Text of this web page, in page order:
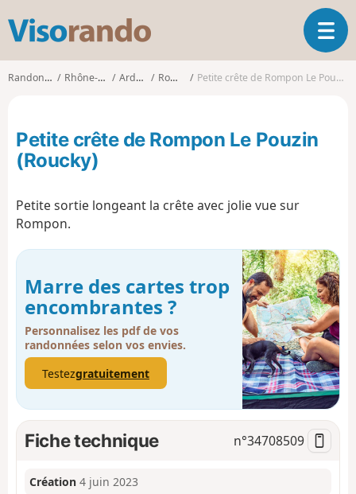
s
o
d
O
u
a
t
i
o
n
Randonnées Rhône-Alpes Ardèche Rompon Petite crête de Rompon Le Pouzin (Roucky)
Petite crête de Rompon Le Pouzin
(Roucky)
Petite sortie longeant la crête avec jolie vue sur
Rompon.
Marre des cartes trop
encombrantes ?
Personnalisez les pdf de vos
randonnées selon vos envies.
Testezgratuitement
Fiche technique n°34708509
Création 4 juin 2023